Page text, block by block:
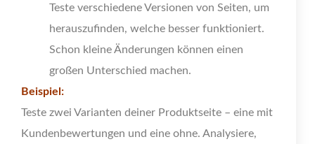
Teste verschiedene Versionen von Seiten, um
herauszufinden, welche besser funktioniert.
Schon kleine Änderungen können einen
großen Unterschied machen.
Beispiel:
Teste zwei Varianten deiner Produktseite – eine mit
Kundenbewertungen und eine ohne. Analysiere,